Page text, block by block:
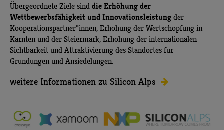
Übergeordnete Ziele sind die Erhöhung der
Wettbewerbsfähigkeit und Innovationsleistung der
Kooperationspartner*innen, Erhöhung der Wertschöpfung in
Kärnten und der Steiermark, Erhöhung der internationalen
Sichtbarkeit und Attraktivierung des Standortes für
Gründungen und Ansiedelungen.
weitere Informationen zu Silicon Alps